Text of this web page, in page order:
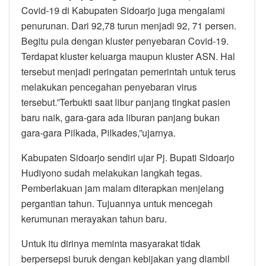
Covid-19 di Kabupaten Sidoarjo juga mengalami
penurunan. Dari 92,78 turun menjadi 92, 71 persen.
Begitu pula dengan kluster penyebaran Covid-19.
Terdapat kluster keluarga maupun kluster ASN. Hal
tersebut menjadi peringatan pemerintah untuk terus
melakukan pencegahan penyebaran virus
tersebut.”Terbukti saat libur panjang tingkat pasien
baru naik, gara-gara ada liburan panjang bukan
gara-gara Pilkada, Pilkades,”ujarnya.
Kabupaten Sidoarjo sendiri ujar Pj. Bupati Sidoarjo
Hudiyono sudah melakukan langkah tegas.
Pemberlakuan jam malam diterapkan menjelang
pergantian tahun. Tujuannya untuk mencegah
kerumunan merayakan tahun baru.
Untuk itu dirinya meminta masyarakat tidak
berpersepsi buruk dengan kebijakan yang diambil